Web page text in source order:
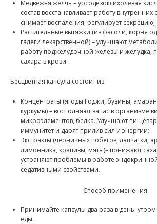
Медвежья желчь – урсодезоксихолевая
состав восстанавливает работу
снимает воспаления, регулирует секрецию;
Растительные вытяжки (из фасоли, корня
галеги лекарственной) – улучшают
работу поджелудочной железы и желудка,
сахара в крови.
Бесцветная капсула состоит из:
Концентраты (ягоды Годжи, бузины,
куркумы) – восполняют запас в организме
микроэлементов, белка. Улучшают
иммунитет и дарят прилив сил и энергии;
Экстракты (черничных побегов, лапчатки,
лимонника, крапивы, мяты)– понижают
устраняют проблемы в работе
седативными свойствами.
Способ применения
Принимайте капсулы два раза в день:
еды.